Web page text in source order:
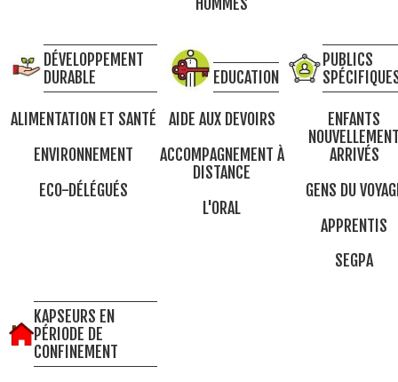
DÉVELOPPEMENT
DURABLE
ALIMENTATION ET SANTÉ
ENVIRONNEMENT
ECO-DÉLÉGUÉS
EDUCATION
AIDE AUX DEVOIRS
ACCOMPAGNEMENT À
DISTANCE
L'ORAL
PUBLICS
ENFANTS
ARRIVÉS
GENS DU
APPRENTIS
SEGPA
KAPSEURS EN
PÉRIODE DE
CONFINEMENT